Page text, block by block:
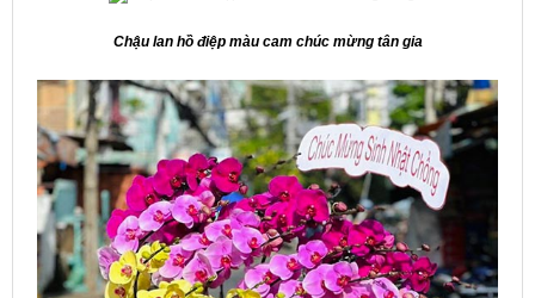
Chậu lan hồ điệp màu cam chúc mừng tân gia